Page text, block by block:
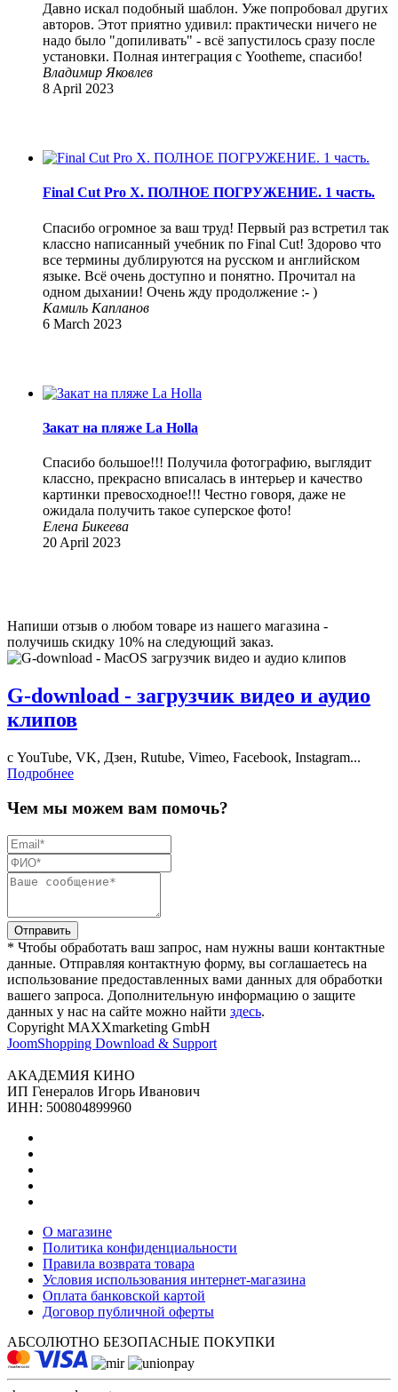
Давно искал подобный шаблон. Уже попробовал других
авторов. Этот приятно удивил: практически ничего не
надо было "допиливать" - всё запустилось сразу после
установки. Полная интеграция с Yootheme, спасибо!
Владимир Яковлев
8 April 2023
Final Cut Pro X. ПОЛНОЕ ПОГРУЖЕНИЕ. 1 часть.
Спасибо огромное за ваш труд! Первый раз встретил так
классно написанный учебник по Final Cut! Здорово что
все термины дублируются на русском и английском
языке. Всё очень доступно и понятно. Прочитал на
одном дыхании! Очень жду продолжение :- )
Камиль Капланов
6 March 2023
Закат на пляже La Holla
Спасибо большое!!! Получила фотографию, выглядит
классно, прекрасно вписалась в интерьер и качество
картинки превосходное!!! Честно говоря, даже не
ожидала получить такое суперское фото!
Елена Бикеева
20 April 2023
Напиши отзыв о любом товаре из нашего магазина -
получишь скидку 10% на следующий заказ.
G-download - загрузчик видео и аудио
клипов
с YouTube, VK, Дзен, Rutube, Vimeo, Facebook, Instagram...
Подробнее
Чем мы можем вам помочь?
Отправить
* Чтобы обработать ваш запрос, нам нужны ваши контактные
данные. Отправляя контактную форму, вы соглашаетесь на
использование предоставленных вами данных для обработки
вашего запроса. Дополнительную информацию о защите
данных у наc на сайте можно найти здесь.
Copyright MAXXmarketing GmbH
JoomShopping Download & Support
АКАДЕМИЯ КИНО
ИП Генералов Игорь Иванович
ИНН: 500804899960
О магазине
Политика конфиденциальности
Правила возврата товара
Условия использования интернет-магазина
Оплата банковской картой
Договор публичной оферты
АБСОЛЮТНО БЕЗОПАСНЫЕ ПОКУПКИ